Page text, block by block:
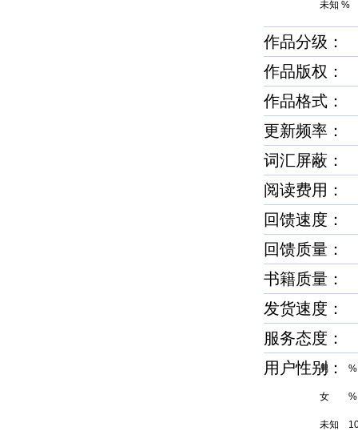
未知 %
作品分级：
作品版权：
作品格式
更新频率：
词汇屏蔽：
阅读费用：
回馈速度
回馈质量
书籍质量
发货速度
服务态度
用户性别
男 %
女 %
未知